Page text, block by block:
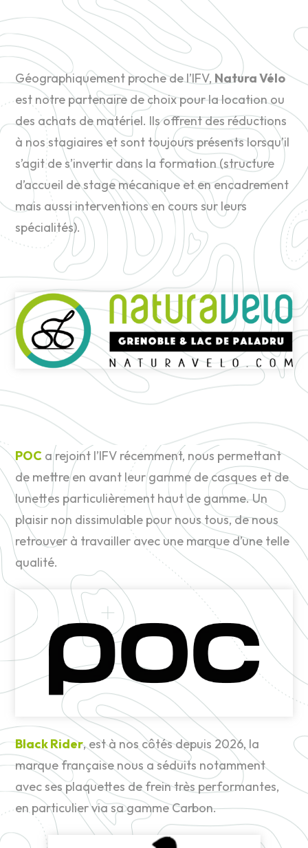
Géographiquement proche de l’IFV, Natura Vélo
est notre partenaire de choix pour la location ou
des achats de matériel. Ils offrent des réductions
à nos stagiaires et sont toujours présents lorsqu’il
s’agit de s’invertir dans la formation (structure
d’accueil de stage mécanique et en encadrement
mais aussi interventions en cours sur leurs
spécialités).
POC a rejoint l’IFV récemment, nous permettant
de mettre en avant leur gamme de casques et de
lunettes particulièrement haut de gamme. Un
plaisir non dissimulable pour nous tous, de nous
retrouver à travailler avec une marque d’une telle
qualité.
Black Rider, est à nos côtés depuis 2026, la
marque française nous a séduits notamment
avec ses plaquettes de frein très performantes,
en particulier via sa gamme Carbon.